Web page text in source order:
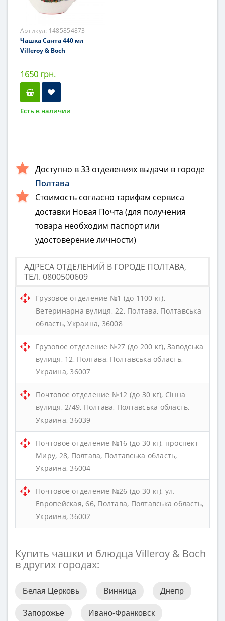
Артикул: 1485854873
Чашка Санта 440 мл
Villeroy & Boch
1650 грн.
Есть в наличии
Доступно в 33 отделениях выдачи в городе
Полтава
Стоимость согласно тарифам сервиса
доставки Новая Почта (для получения
товара необходим паспорт или
удостоверение личности)
АДРЕСА ОТДЕЛЕНИЙ В ГОРОДЕ ПОЛТАВА,
ТЕЛ. 0800500609
Грузовое отделение №1 (до 1100 кг),
Ветеринарна вулиця, 22, Полтава, Полтавська
область, Украина, 36008
Грузовое отделение №27 (до 200 кг), Заводська
вулиця, 12, Полтава, Полтавська область,
Украина, 36007
Почтовое отделение №12 (до 30 кг), Сінна
вулиця, 2/49, Полтава, Полтавська область,
Украина, 36039
Почтовое отделение №16 (до 30 кг), проспект
Миру, 28, Полтава, Полтавська область,
Украина, 36004
Почтовое отделение №26 (до 30 кг), ул.
Европейская, 66, Полтава, Полтавська область,
Украина, 36002
Купить чашки и блюдца Villeroy & Boch
в других городах:
Белая Церковь Винница Днепр
Запорожье Ивано-Франковск